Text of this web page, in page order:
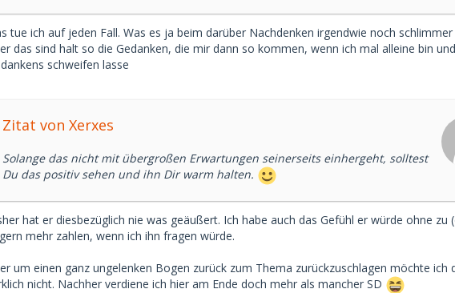
tue ich auf jeden Fall. Was es ja beim darüber Nachdenken irgendwie noch
das sind halt so die Gedanken, die mir dann so kommen, wenn ich mal alleine bin
schweifen lasse
Zitat von Xerxes
Solange das nicht mit übergroßen Erwartungen seinerseits einhergeht, solltest
Du das positiv sehen und ihn Dir warm halten.
hat er diesbezüglich nie was geäußert. Ich habe auch das Gefühl er würde ohne zu
mehr zahlen, wenn ich ihn fragen würde.
um einen ganz ungelenken Bogen zurück zum Thema zurückzuschlagen möchte ich
nicht. Nachher verdiene ich hier am Ende doch mehr als mancher SD